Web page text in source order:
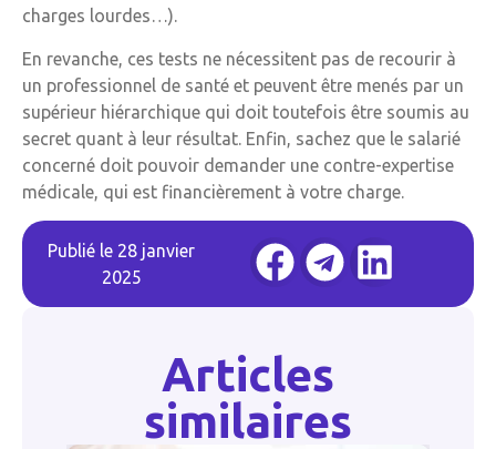
charges lourdes…).
En revanche, ces tests ne nécessitent pas de recourir à
un professionnel de santé et peuvent être menés par un
supérieur hiérarchique qui doit toutefois être soumis au
secret quant à leur résultat. Enfin, sachez que le salarié
concerné doit pouvoir demander une contre-expertise
médicale, qui est financièrement à votre charge.
Publié le 28 janvier
2025
Articles
similaires